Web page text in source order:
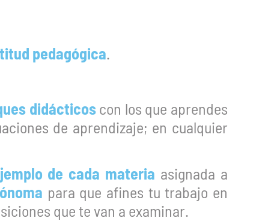
pedagógica.
didácticoscon los que aprendes
de aprendizaje; en cualquier
de cada materia asignada a
para que afines tu trabajo en
que te van a examinar.